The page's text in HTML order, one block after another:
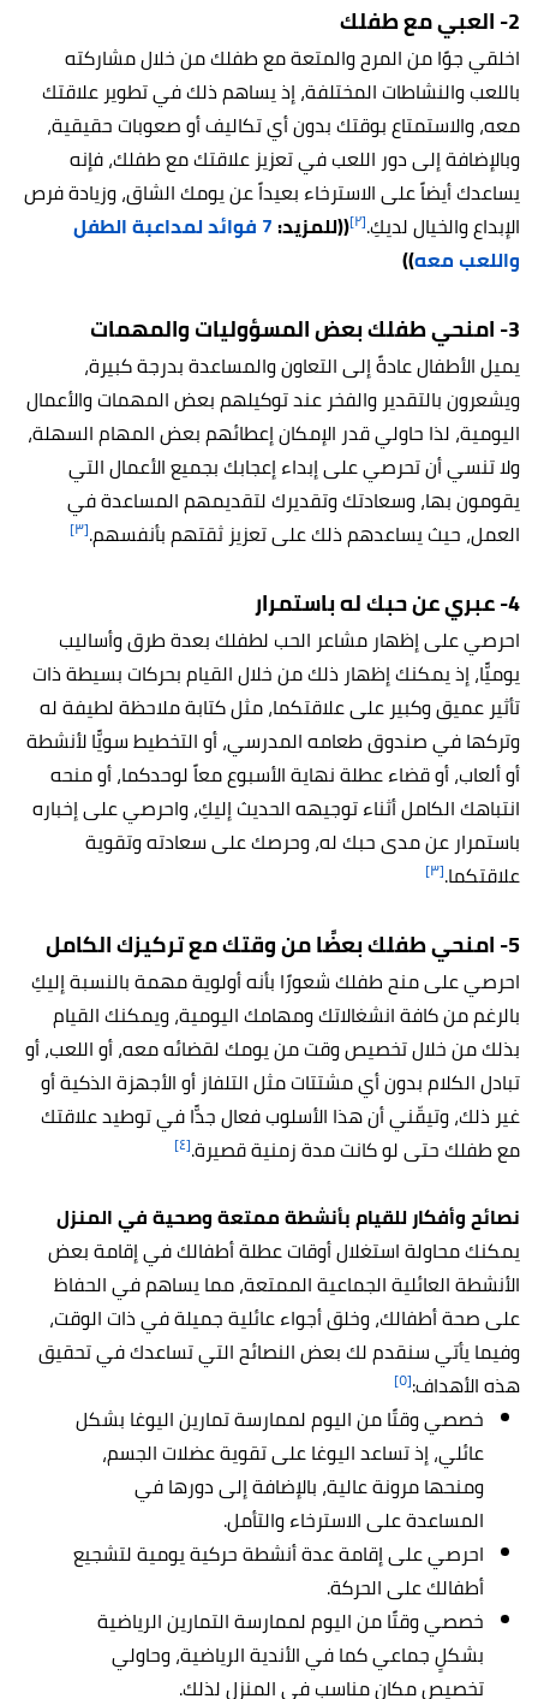
2- العبي مع طفلك
اخلقي جوًا من المرح والمتعة مع طفلك من خلال مشاركته
باللعب والنشاطات المختلفة، إذ يساهم ذلك في تطوير علاقتك
معه، والاستمتاع بوقتك بدون أي تكاليف أو صعوبات حقيقية،
وبالإضافة إلى دور اللعب في تعزيز علاقتك مع طفلك، فإنه
يساعدك أيضاً على الاسترخاء بعيداً عن يومك الشاق، وزيادة فرص
الإبداع والخيال لديكِ.[٢] ((للمزيد: 7 فوائد لمداعبة الطفل
واللعب معه))
3- امنحي طفلك بعض المسؤوليات والمهمات
يميل الأطفال عادةً إلى التعاون والمساعدة بدرجة كبيرة،
ويشعرون بالتقدير والفخر عند توكيلهم بعض المهمات والأعمال
اليومية، لذا حاولي قدر الإمكان إعطائهم بعض المهام السهلة،
ولا تنسي أن تحرصي على إبداء إعجابك بجميع الأعمال التي
يقومون بها، وسعادتك وتقديرك لتقديمهم المساعدة في
العمل، حيث يساعدهم ذلك على تعزيز ثقتهم بأنفسهم.[٣]
4- عبري عن حبك له باستمرار
احرصي على إظهار مشاعر الحب لطفلك بعدة طرق وأساليب
يوميًّا، إذ يمكنك إظهار ذلك من خلال القيام بحركات بسيطة ذات
تأثير عميق وكبير على علاقتكما، مثل كتابة ملاحظة لطيفة له
وتركها في صندوق طعامه المدرسي، أو التخطيط سويًّا لأنشطة
أو ألعاب، أو قضاء عطلة نهاية الأسبوع معاً لوحدكما، أو منحه
انتباهك الكامل أثناء توجيهه الحديث إليكِ، واحرصي على إخباره
باستمرار عن مدى حبك له، وحرصك على سعادته وتقوية
علاقتكما.[٣]
5- امنحي طفلك بعضًا من وقتك مع تركيزك الكامل
احرصي على منح طفلك شعورًا بأنه أولوية مهمة بالنسبة إليكِ
بالرغم من كافة انشغالاتك ومهامك اليومية، ويمكنك القيام
بذلك من خلال تخصيص وقت من يومك لقضائه معه، أو اللعب، أو
تبادل الكلام بدون أي مشتتات مثل التلفاز أو الأجهزة الذكية أو
غير ذلك، وتيقّني أن هذا الأسلوب فعال جدًّا في توطيد علاقتك
مع طفلك حتى لو كانت مدة زمنية قصيرة.[٤]
نصائح وأفكار للقيام بأنشطة ممتعة وصحية في المنزل
يمكنك محاولة استغلال أوقات عطلة أطفالك في إقامة بعض
الأنشطة العائلية الجماعية الممتعة، مما يساهم في الحفاظ
على صحة أطفالك، وخلق أجواء عائلية جميلة في ذات الوقت،
وفيما يأتي سنقدم لك بعض النصائح التي تساعدك في تحقيق
هذه الأهداف:[٥]
خصصي وقتًا من اليوم لممارسة تمارين اليوغا بشكل
عائلي، إذ تساعد اليوغا على تقوية عضلات الجسم،
ومنحها مرونة عالية، بالإضافة إلى دورها في
المساعدة على الاسترخاء والتأمل.
احرصي على إقامة عدة أنشطة حركية يومية لتشجيع
أطفالك على الحركة.
خصصي وقتًا من اليوم لممارسة التمارين الرياضية
بشكلٍ جماعي كما في الأندية الرياضية، وحاولي
تخصيص مكان مناسب في المنزل لذلك.